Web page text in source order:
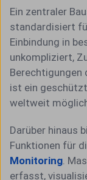
Ein zentraler
standardisiert
Einbindung in
unkompliziert,
ist ein
weltweit
Darüber hinaus
Funktionen für
Monitoring.
erfasst,